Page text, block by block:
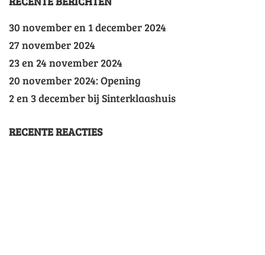
30 november en 1 december 2024
27 november 2024
23 en 24 november 2024
20 november 2024: Opening
2 en 3 december bij Sinterklaashuis
RECENTE REACTIES